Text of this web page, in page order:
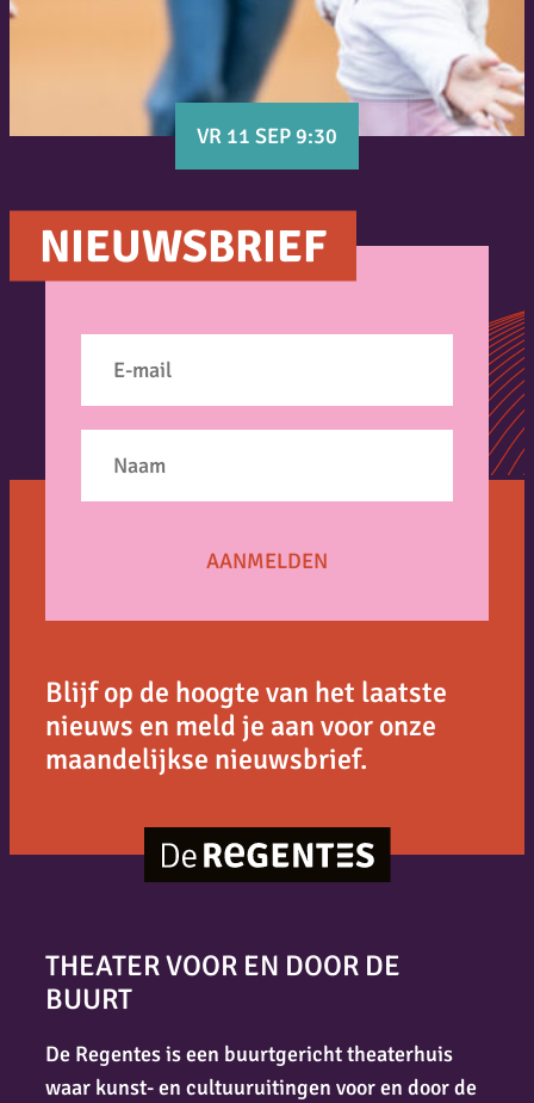
VR 11 SEP 9:30
NIEUWSBRIEF
Blijf op de hoogte van het laatste
nieuws en meld je aan voor onze
maandelijkse nieuwsbrief.
THEATER VOOR EN DOOR DE
BUURT
De Regentes is een buurtgericht theaterhuis
waar kunst- en cultuuruitingen voor en door de